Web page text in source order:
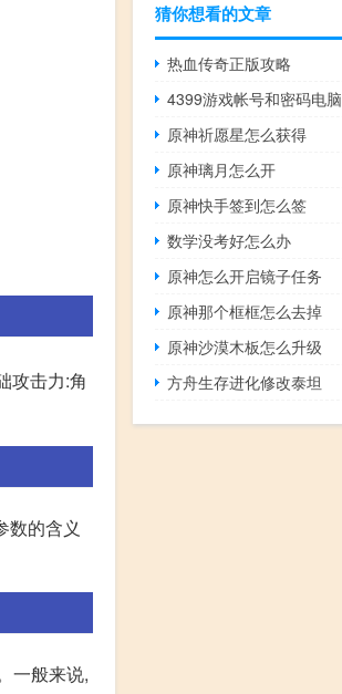
攻击力:角
数的含义
一般来说,
猜你想看的文章
热血传奇正版攻略
4399游戏帐号和密码电脑
原神祈愿星怎么获得
原神璃月怎么开
原神快手签到怎么签
数学没考好怎么办
原神怎么开启镜子任务
原神那个框框怎么去掉
原神沙漠木板怎么升级
方舟生存进化修改泰坦